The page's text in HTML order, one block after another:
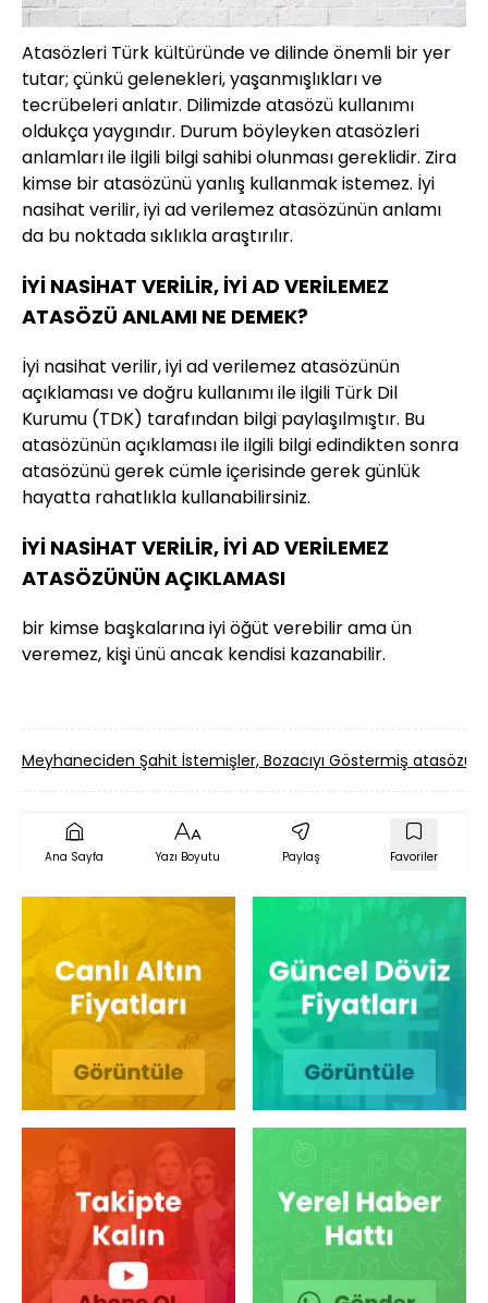
Atasözleri Türk kültüründe ve dilinde önemli bir yer
tutar; çünkü gelenekleri, yaşanmışlıkları ve
tecrübeleri anlatır. Dilimizde atasözü kullanımı
oldukça yaygındır. Durum böyleyken atasözleri
anlamları ile ilgili bilgi sahibi olunması gereklidir. Zira
kimse bir atasözünü yanlış kullanmak istemez. İyi
nasihat verilir, iyi ad verilemez atasözünün anlamı
da bu noktada sıklıkla araştırılır.
İYİ NASİHAT VERİLİR, İYİ AD VERİLEMEZ
ATASÖZÜ ANLAMI NE DEMEK?
İyi nasihat verilir, iyi ad verilemez atasözünün
açıklaması ve doğru kullanımı ile ilgili Türk Dil
Kurumu (TDK) tarafından bilgi paylaşılmıştır. Bu
atasözünün açıklaması ile ilgili bilgi edindikten sonra
atasözünü gerek cümle içerisinde gerek günlük
hayatta rahatlıkla kullanabilirsiniz.
İYİ NASİHAT VERİLİR, İYİ AD VERİLEMEZ
ATASÖZÜNÜN AÇIKLAMASI
bir kimse başkalarına iyi öğüt verebilir ama ün
veremez, kişi ünü ancak kendisi kazanabilir.
Meyhaneciden Şahit İstemişler, Bozacıyı Göstermiş
Ana Sayfa Yazı Boyutu Paylaş Favoriler